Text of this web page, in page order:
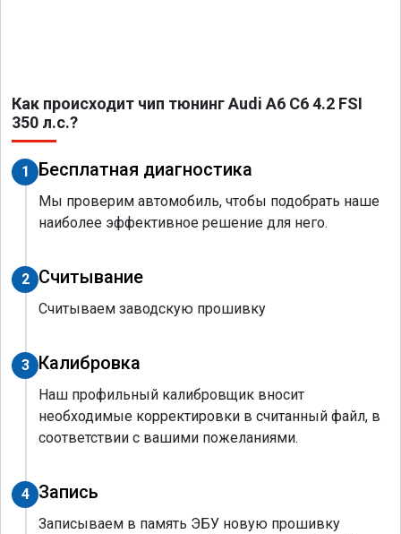
Как происходит чип тюнинг Audi A6 C6 4.2 FSI
350 л.с.?
1 Бесплатная диагностика
Мы проверим автомобиль, чтобы подобрать наше
наиболее эффективное решение для него.
2 Считывание
Считываем заводскую прошивку
3 Калибровка
Наш профильный калибровщик вносит
необходимые корректировки в считанный файл, в
соответствии с вашими пожеланиями.
4 Запись
Записываем в память ЭБУ новую прошивку